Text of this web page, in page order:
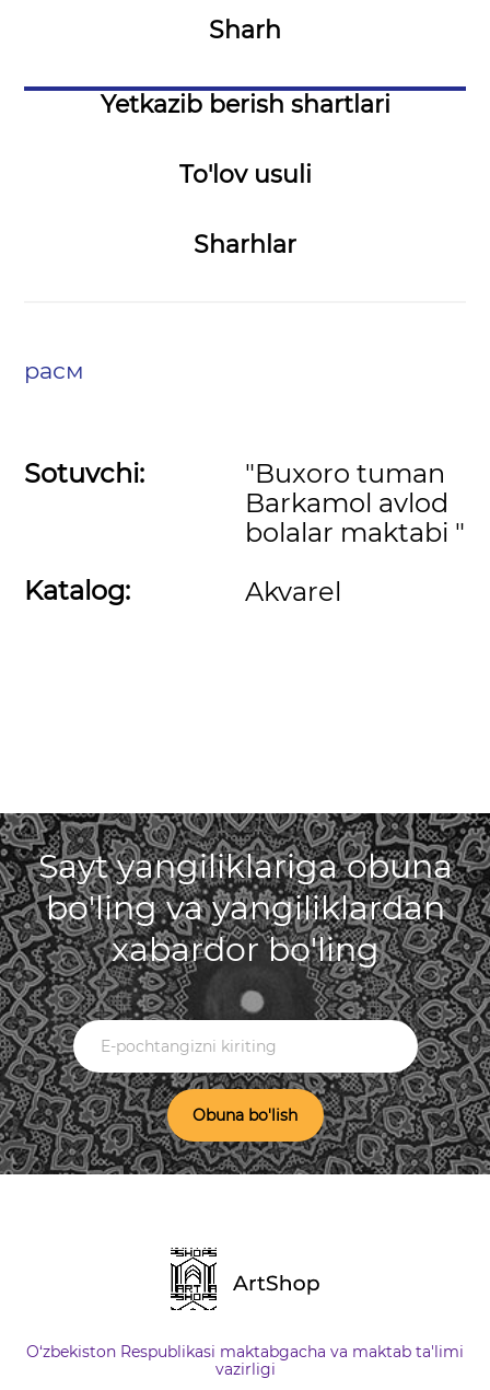
Sharh
Yetkazib berish shartlari
To'lov usuli
Sharhlar
расм
Sotuvchi:
Katalog:
"Buxoro tuman
Barkamol avlod
bolalar maktabi "
Akvarel
Sayt yangiliklariga obuna
bo'ling va yangiliklardan
xabardor bo'ling
Obuna bo'lish
O‘zbekiston Respublikasi maktabgacha va maktab ta'limi
vazirligi